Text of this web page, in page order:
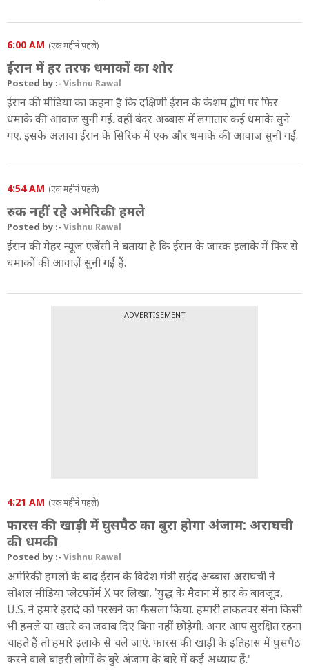
6:00 AM (एक महीने पहले)
ईरान में हर तरफ धमाकों का शोर
Posted by :- Vishnu Rawal
ईरान की मीडिया का कहना है कि दक्षिणी ईरान के केशम द्वीप पर फिर
धमाके की आवाज सुनी गई. वहीं बंदर अब्बास में लगातार कई धमाके सुने
गए. इसके अलावा ईरान के सिरिक में एक और धमाके की आवाज सुनी गई.
4:54 AM (एक महीने पहले)
रुक नहीं रहे अमेरिकी हमले
Posted by :- Vishnu Rawal
ईरान की मेहर न्यूज एजेंसी ने बताया है कि ईरान के जास्क इलाके में फिर से
धमाकों की आवाज़ें सुनी गई हैं.
ADVERTISEMENT
4:21 AM (एक महीने पहले)
फारस की खाड़ी में घुसपैठ का बुरा होगा अंजाम: अराघची
की धमकी
Posted by :- Vishnu Rawal
अमेरिकी हमलों के बाद ईरान के विदेश मंत्री सईद अब्बास अराघची ने
सोशल मीडिया प्लेटफॉर्म X पर लिखा, 'युद्ध के मैदान में हार के बावजूद,
U.S. ने हमारे इरादे को परखने का फैसला किया. हमारी ताकतवर सेना किसी
भी हमले या खतरे का जवाब दिए बिना नहीं छोड़ेगी. अगर आप सुरक्षित रहना
चाहते हैं तो हमारे इलाके से चले जाएं. फारस की खाड़ी के इतिहास में घुसपैठ
करने वाले बाहरी लोगों के बुरे अंजाम के बारे में कई अध्याय हैं.'